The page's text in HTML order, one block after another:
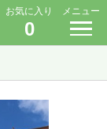
お気に入り
0
メニュー